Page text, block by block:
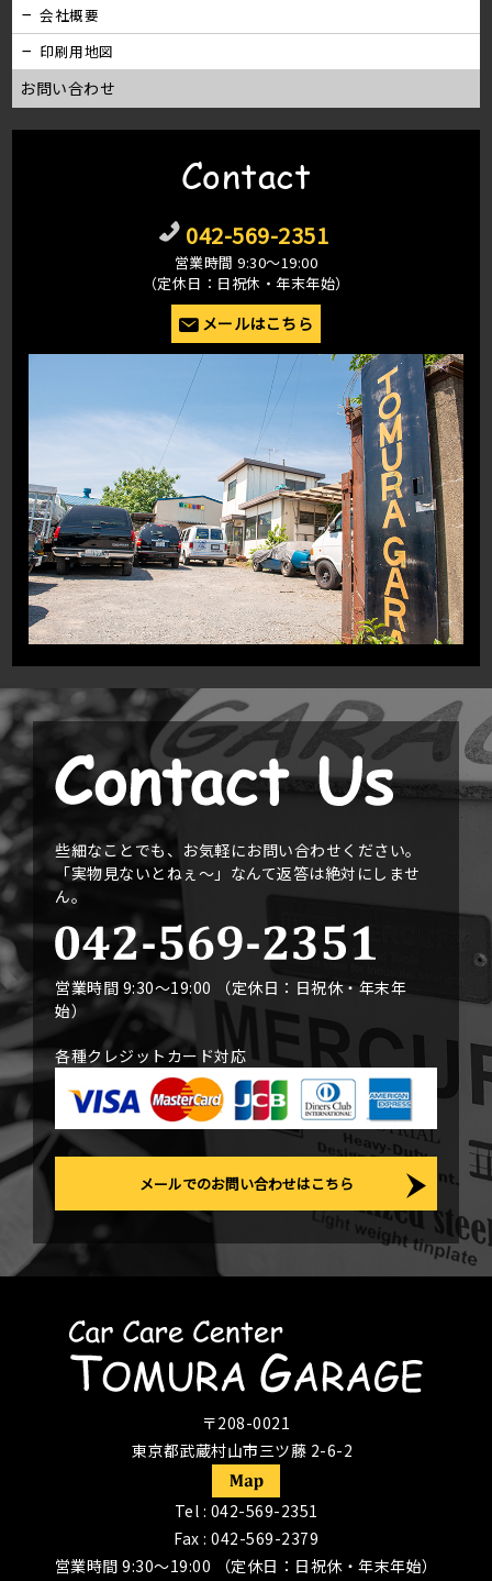
会社概要
印刷用地図
お問い合わせ
Contact
042-569-2351
営業時間 9:30〜19:00
（定休日：日祝休・年末年始）
メールはこちら
些細なことでも、お気軽にお問い合わせください。
「実物見ないとねぇ〜」なんて返答は絶対にしませ
ん。
営業時間 9:30〜19:00 （定休日：日祝休・年末年
始）
各種クレジットカード対応
メールでのお問い合わせはこちら
〒208-0021
東京都武蔵村山市三ツ藤 2-6-2
Tel : 042-569-2351
Fax : 042-569-2379
営業時間 9:30〜19:00 （定休日：日祝休・年末年始）